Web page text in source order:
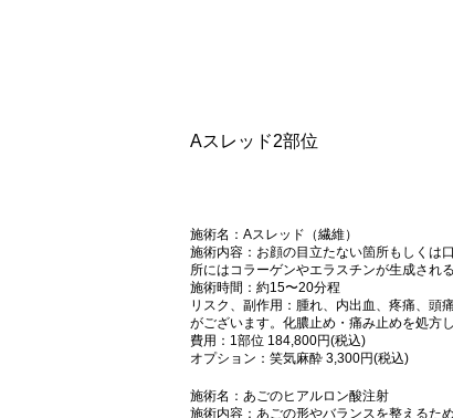
Aスレッド2部位
施術名：Aスレッド（繊維）
施術内容：お顔の目立たない箇所もしくは
所にはコラーゲンやエラスチンが生成され
施術時間：約15〜20分程
リスク、副作用：腫れ、内出血、疼痛、頭
がございます。化膿止め・痛み止めを処方
費用：1部位 184,800円(税込)
オプション：笑気麻酔 3,300円(税込)
施術名：あごのヒアルロン酸注射
施術内容：あごの形やバランスを整えるた